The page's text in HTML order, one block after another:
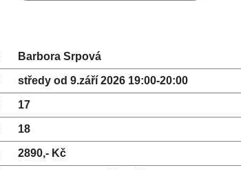
Barbora Srpová
středy od 9.září 2026 19:00-20:00
17
18
2890,- Kč